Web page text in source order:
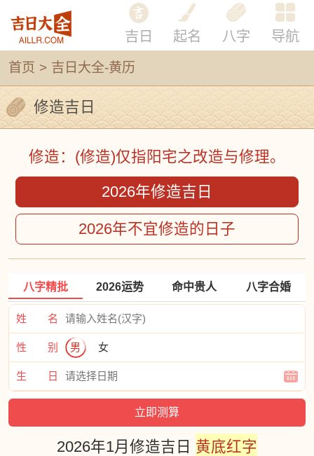
吉日 起名 八字 导航
首页 > 吉日大全-黄历
修造吉日
修造：(修造)仅指阳宅之改造与修理。
2026年修造吉日
2026年不宜修造的日子
八字精批 2026运势 命中贵人 八字合婚
姓 名
性 别 男 女
生 日
2026年1月修造吉日 黄底红字